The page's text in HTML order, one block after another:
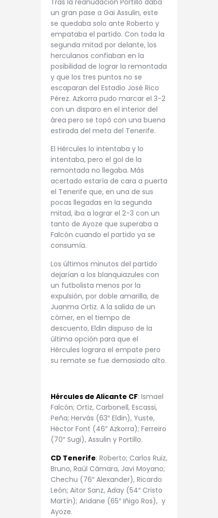
un gran pase a Gai Assulin, este
se quedaba solo ante Roberto y
empataba el partido. Con toda la
segunda mitad por delante, los
herculanos confiaban en la
posibilidad de lograr la remontada
y que los tres puntos no se
escaparan del Estadio José Rico
Pérez. Azkorra pudo marcar el 3-2
con un disparo en el interior del
área pero se topó con una buena
estirada del meta del Tenerife.
El Hércules lo intentaba y lo
intentaba, pero el gol de la
remontada no llegaba. Más
acertado estaría de cara a puerta
el Tenerife que, en una de sus
pocas llegadas en la segunda
mitad, iba a lograr el 2-3 con un
tanto de Ayoze que superaba a
Falcón cuando el partido ya se
consumía.
Los últimos minutos del partido
dejarían a los blanquiazules con
un futbolista menos por la
expulsión, por doble amarilla, de
Juanma Ortiz. A la salida de un
córner, en el tiempo de
descuento, Eldin dispuso de la
última opción para que el
Hércules lograra el empate pero
su remate se fue demasiado alto.
Hércules de Alicante CF: Ismael
Falcón; Ortiz, Carbonell, Escassi,
Peña; Hervás (63″ Eldin), Yuste,
Héctor Font (46″ Azkorra); Ferreiro
(70″ Sugi), Assulin y Portillo.
CD Tenerife: Roberto; Carlos Ruiz,
Bruno, Raúl Cámara, Javi Moyano;
Chechu (76″ Alexander), Ricardo
León; Aitor Sanz, Aday (54″ Cristo
Martín); Aridane (65″ Iñigo Ros), y
Ayoze.